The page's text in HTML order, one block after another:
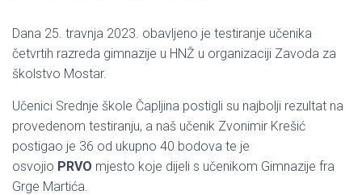
Dana 25. travnja 2023. obavljeno je testiranje učenika
četvrtih razreda gimnazije u HNŽ u organizaciji Zavoda za
školstvo Mostar.
Učenici Srednje škole Čapljina postigli su najbolji rezultat na
provedenom testiranju, a naš učenik Zvonimir Krešić
postigao je 36 od ukupno 40 bodova te je
osvojio PRVO mjesto koje dijeli s učenikom Gimnazije fra
Grge Martića.